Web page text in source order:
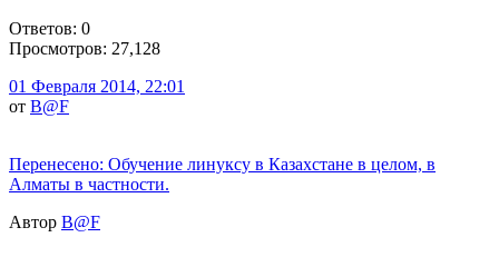
Ответов: 0
Просмотров: 27,128
01 Февраля 2014, 22:01
от B@F
Перенесено: Обучение линуксу в Казахстане в целом, в
Алматы в частности.
Автор B@F